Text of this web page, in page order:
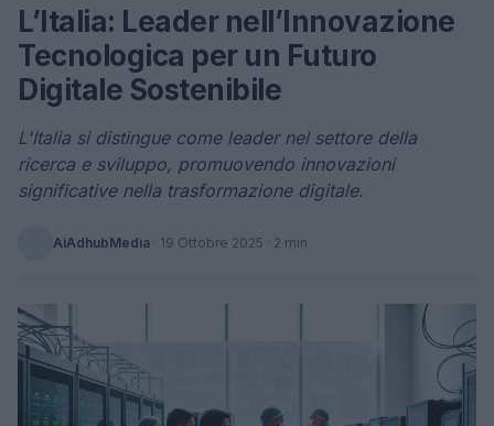
L’Italia: Leader nell’Innovazione
Tecnologica per un Futuro
Digitale Sostenibile
L'Italia si distingue come leader nel settore della
ricerca e sviluppo, promuovendo innovazioni
significative nella trasformazione digitale.
AiAdhubMedia · 19 Ottobre 2025 · 2 min